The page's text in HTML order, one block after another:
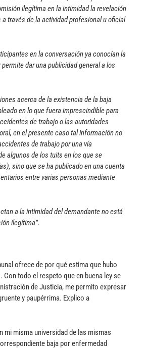
ilegítima en la intimidad la revelación
través de la actividad profesional u oficial
en la conversación ya conocían la
dar una publicidad general a los
acerca de la existencia de la baja
en lo que fuera imprescindible para
de trabajo o las autoridades
en el presente caso tal información no
de trabajo por una vía
algunos de los tuits en los que se
sino que se ha publicado en una cuenta
entre varias personas mediante
a la intimidad del demandante no está
ilegítima”.
ofrece de por qué estima que hubo
todo el respeto que en buena ley se
de Justicia, me permito expresar
y paupérrima. Explico a
misma universidad de las mismas
baja por enfermedad